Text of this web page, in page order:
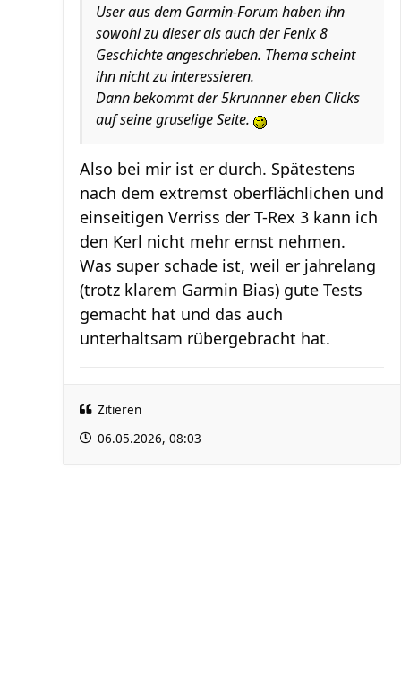
User aus dem Garmin-Forum haben ihn
sowohl zu dieser als auch der Fenix 8
Geschichte angeschrieben. Thema scheint
ihn nicht zu interessieren.
Dann bekommt der 5krunnner eben Clicks
auf seine gruselige Seite.
Also bei mir ist er durch. Spätestens
nach dem extremst oberflächlichen und
einseitigen Verriss der T-Rex 3 kann ich
den Kerl nicht mehr ernst nehmen.
Was super schade ist, weil er jahrelang
(trotz klarem Garmin Bias) gute Tests
gemacht hat und das auch
unterhaltsam rübergebracht hat.
Zitieren
06.05.2026, 08:03